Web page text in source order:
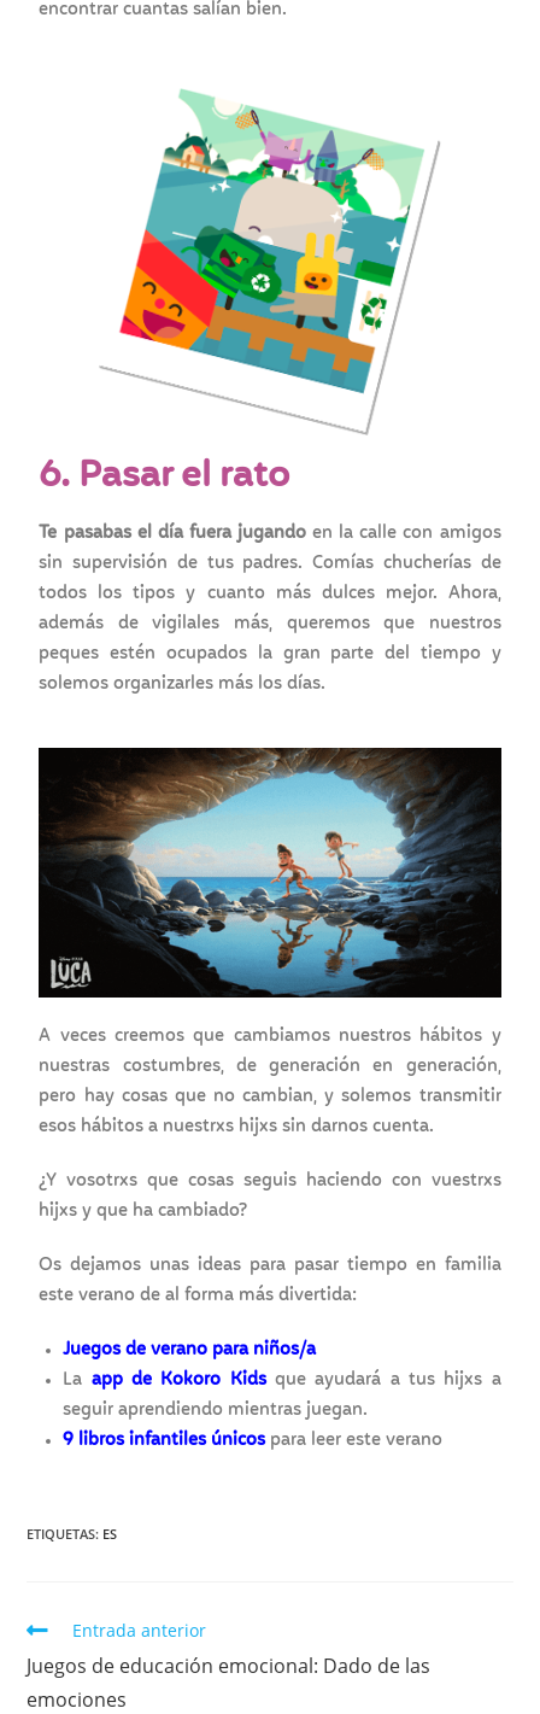
encontrar cuantas salían bien.
6. Pasar el rato
Te pasabas el día fuera jugando en la calle con amigos
sin supervisión de tus padres. Comías chucherías de
todos los tipos y cuanto más dulces mejor. Ahora,
además de vigilales más, queremos que nuestros
peques estén ocupados la gran parte del tiempo y
solemos organizarles más los días.
A veces creemos que cambiamos nuestros hábitos y
nuestras costumbres, de generación en generación,
pero hay cosas que no cambian, y solemos transmitir
esos hábitos a nuestrxs hijxs sin darnos cuenta.
¿Y vosotrxs que cosas seguis haciendo con vuestrxs
hijxs y que ha cambiado?
Os dejamos unas ideas para pasar tiempo en familia
este verano de al forma más divertida:
Juegos de verano para niños/a
La app de Kokoro Kidsque ayudará a tus hijxs a
seguir aprendiendo mientras juegan.
9 libros infantiles únicospara leer este verano
ETIQUETAS: ES
Entrada anterior
Juegos de educación emocional: Dado de las
emociones